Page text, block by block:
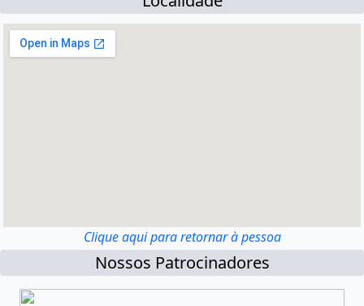
Clique aqui para retornar à pessoa
Nossos Patrocinadores